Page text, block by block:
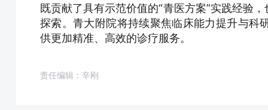
既贡献了具有示范价值的“青医方案”实践经验
探索。青大附院将持续聚焦临床能力提升与科
供更加精准、高效的诊疗服务。
责任编辑：辛刚